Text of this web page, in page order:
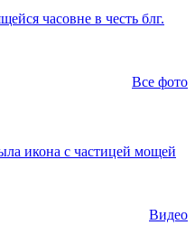
часовне в честь блг.
Все фото
икона с частицей мощей
Видео